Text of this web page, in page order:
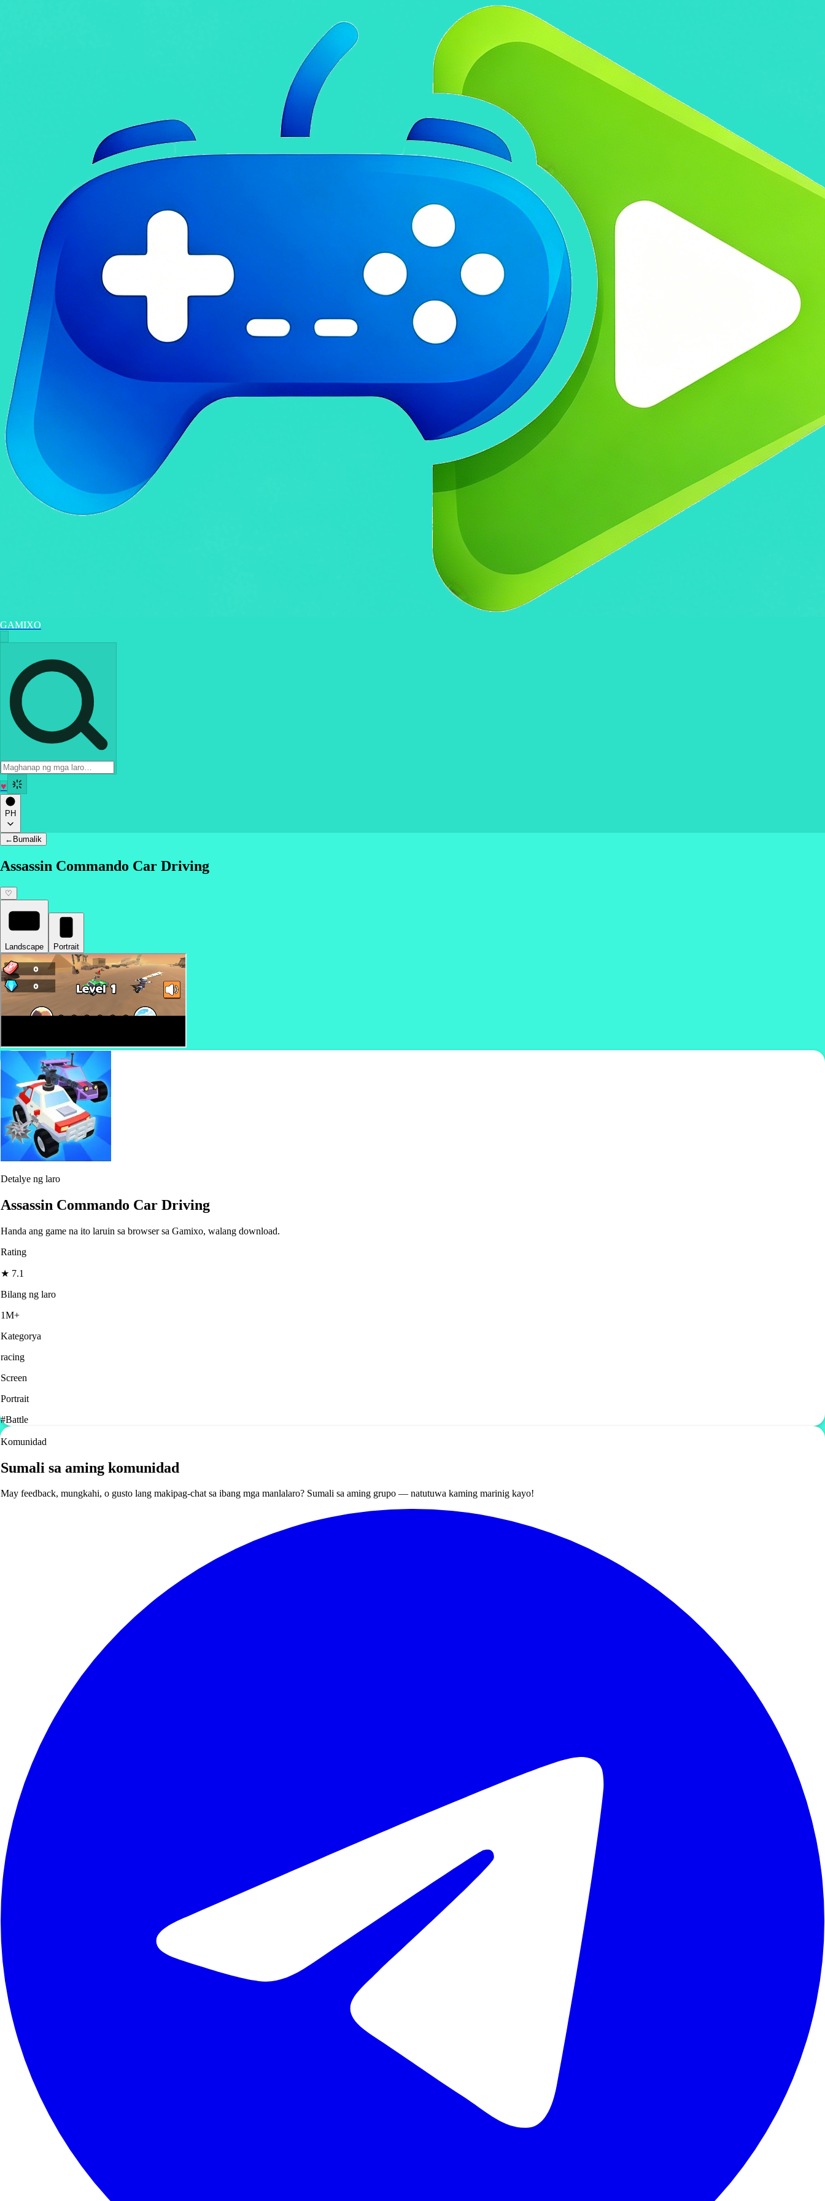
GAMIXO
♥
PH
← Bumalik
Assassin Commando Car Driving
♡
Landscape Portrait
Detalye ng laro
Assassin Commando Car Driving
Handa ang game na ito laruin sa browser sa Gamixo, walang download.
Rating
★ 7.1
Bilang ng laro
1M+
Kategorya
racing
Screen
Portrait
#Battle
Komunidad
Sumali sa aming komunidad
May feedback, mungkahi, o gusto lang makipag-chat sa ibang mga manlalaro? Sumali sa aming grupo — natutuwa kaming marinig kayo!